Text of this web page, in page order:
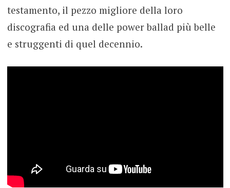
testamento, il pezzo migliore della loro
discografia ed una delle power ballad più belle
e struggenti di quel decennio.